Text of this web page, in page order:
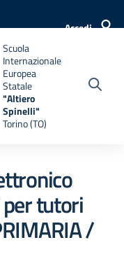
Accedi
Scuola
Internazionale
Europea
Statale
"Altiero
Spinelli"
Torino (TO)
tutori
/